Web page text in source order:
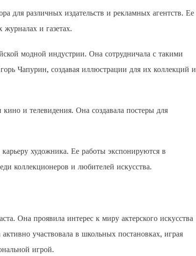
для различных издательств и рекламных агентств. Ее
журналах и газетах.
модной индустрии. Она сотрудничала с такими
Чапурин, создавая иллюстрации для их коллекций и
и телевидения. Она создавала постеры для
художника. Ее работы экспонируются в
коллекционеров и любителей искусства.
Она проявила интерес к миру актерского искусства
участвовала в школьных постановках, играя
игрой.